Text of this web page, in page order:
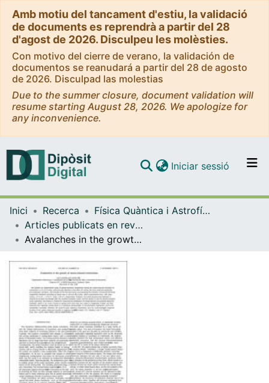
Amb motiu del tancament d'estiu, la validació
de documents es reprendrà a partir del 28
d'agost de 2026. Disculpeu les molèsties.
Con motivo del cierre de verano, la validación de
documentos se reanudará a partir del 28 de agosto
de 2026. Disculpad las molestias
Due to the summer closure, document validation will
resume starting August 28, 2026. We apologize for
any inconvenience.
Navega per tot el DD
Com publicar
Contacte
Iniciar sessió (current)
Inici Recerca
Física Quàntica i Astrofísica
Articles publicats en revistes (Física Quàntica i Astrofísica)
Avalanches in the growth of stress-induced martensites